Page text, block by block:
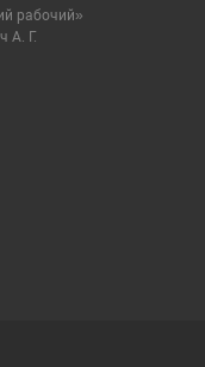
рабочий»
А. Г.